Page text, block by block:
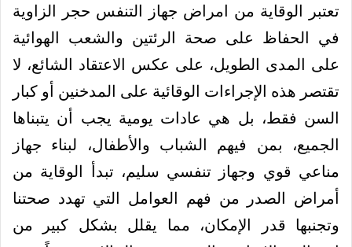
تعتبر الوقاية من امراض جهاز التنفس حجر الزاوية
في الحفاظ على صحة الرئتين والشعب الهوائية
على المدى الطويل، على عكس الاعتقاد الشائع، لا
تقتصر هذه الإجراءات الوقائية على المدخنين أو كبار
السن فقط، بل هي عادات يومية يجب أن يتبناها
الجميع، بمن فيهم الشباب والأطفال، لبناء جهاز
مناعي قوي وجهاز تنفسي سليم، تبدأ الوقاية من
أمراض الصدر من فهم العوامل التي تهدد صحتنا
وتجنبها قدر الإمكان، مما يقلل بشكل كبير من